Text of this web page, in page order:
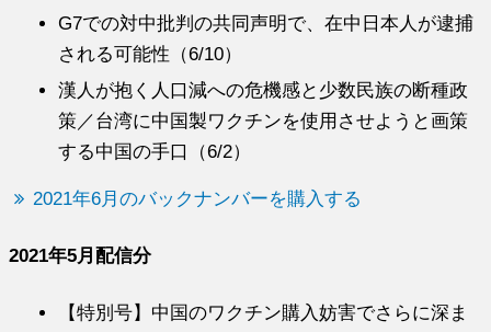
G7での対中批判の共同声明で、在中日本人が逮捕
される可能性（6/10）
漢人が抱く人口減への危機感と少数民族の断種政
策／台湾に中国製ワクチンを使用させようと画策
する中国の手口（6/2）
2021年6月のバックナンバーを購入する
2021年5月配信分
【特別号】中国のワクチン購入妨害でさらに深ま